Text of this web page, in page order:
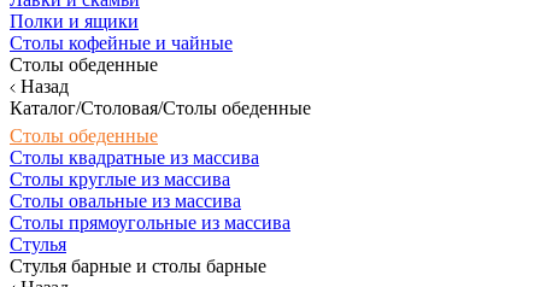
Полки и ящики
Столы кофейные и чайные
Столы обеденные
Назад
Каталог/Столовая/Столы обеденные
Столы обеденные
Столы квадратные из массива
Столы круглые из массива
Столы овальные из массива
Столы прямоугольные из массива
Стулья
Стулья барные и столы барные